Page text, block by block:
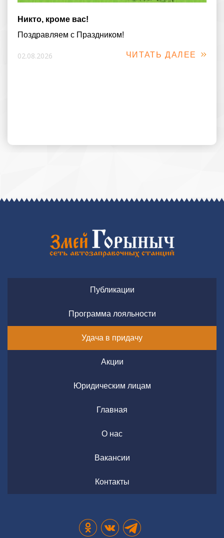
Никто, кроме вас!
Поздравляем с Праздником!
02.08.2026 ЧИТАТЬ ДАЛЕЕ
Публикации
Программа лояльности
Удача в придачу
Акции
Юридическим лицам
Главная
О нас
Вакансии
Контакты